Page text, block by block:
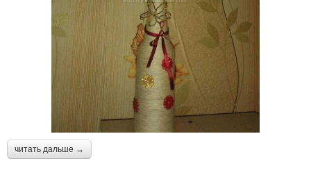
читать дальше →